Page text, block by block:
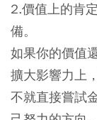
2.價值上的肯
備。
如果你的價值
擴大影響力上
不就直接嘗試